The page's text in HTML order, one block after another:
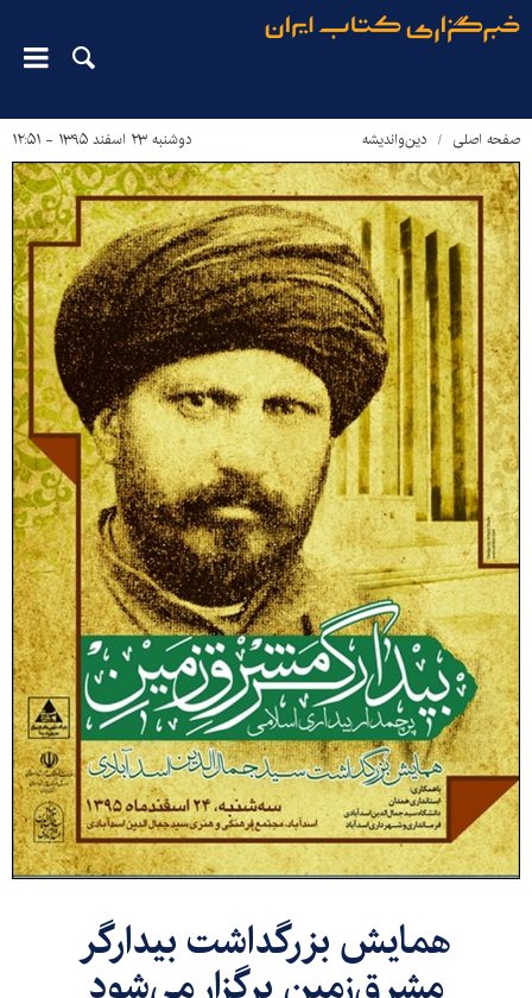
صفحه اصلی دین‌واندیشه دوشنبه ۲۳ اسفند ۱۳۹۵ - ۱۲:۵۱
​همایش بزرگداشت بیدارگر